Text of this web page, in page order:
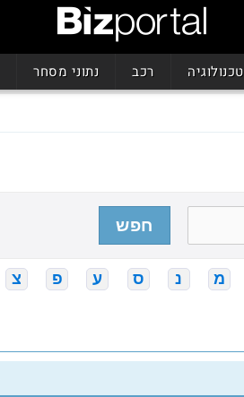
טכנולוגיה רכב נתוני מסחר
חפש
מ נ ס ע פ צ